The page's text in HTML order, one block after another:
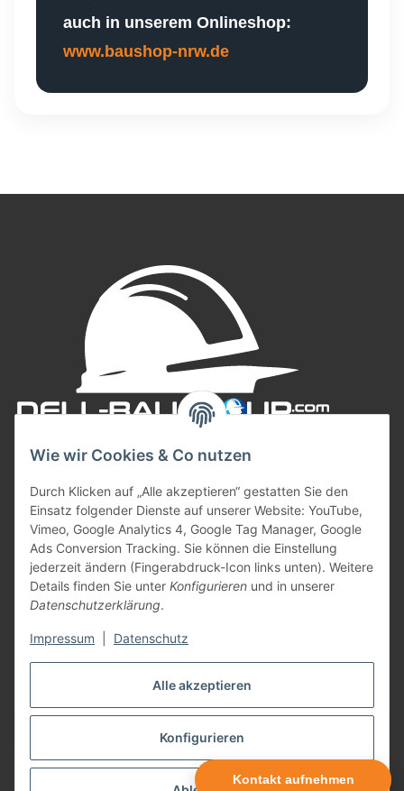
Alle akzeptieren
Konfigurieren
Wie wir Cookies & Co nutzen
Durch Klicken auf „Alle akzeptieren“ gestatten Sie den
Einsatz folgender Dienste auf unserer Website: YouTube,
Vimeo, Google Analytics 4, Google Tag Manager, Google
Ads Conversion Tracking. Sie können die Einstellung
jederzeit ändern (Fingerabdruck-Icon links unten). Weitere
Details finden Sie unter Konfigurieren und in unserer
Datenschutzerklärung.
Impressum Datenschutz
auch in unserem Onlineshop:
www.baushop-nrw.de
Kontakt aufnehmen
Informationen
Gesetzliche Informationen
* Alle Preise inkl. gesetzlicher USt., zzgl. Versand